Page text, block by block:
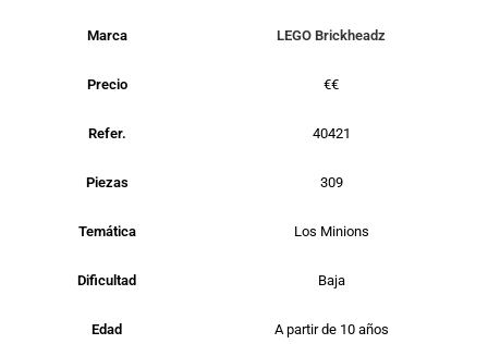
Marca LEGO Brickheadz
Precio €€
Refer. 40421
Piezas 309
Temática Los Minions
Dificultad Baja
Edad A partir de 10 años